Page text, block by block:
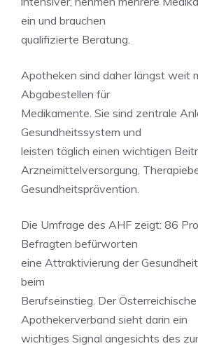
ein und brauchen
qualifizierte Beratung.
Apotheken sind daher längst weit
Abgabestellen für
Medikamente. Sie sind zentrale
Gesundheitssystem und
leisten täglich einen wichtigen
Arzneimittelversorgung,
Gesundheitsprävention.
Die Umfrage des AHF zeigt: 86
Befragten befürworten
eine Attraktivierung der
beim
Berufseinstieg. Der Österreichische
Apothekerverband sieht darin ein
wichtiges Signal angesichts des